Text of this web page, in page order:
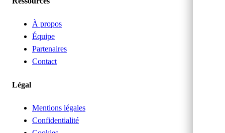
À propos
Équipe
Partenaires
Contact
Légal
Mentions légales
Confidentialité